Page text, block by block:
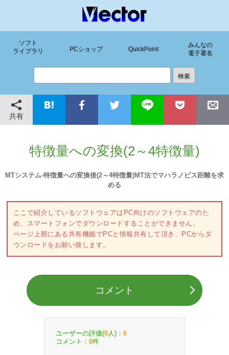
ソフト
ライブラリ
PCショップ QuickPoint
みんなの
電子署名
共有
特徴量への変換(2～4特徴量)
MTシステム-特徴量への変換後(2～4特徴量)MT法でマハラノビス距離を求
める
ここで紹介しているソフトウェアはPC向けのソフトウェアのた
め、スマートフォンでダウンロードすることができません。
ページ上部にある共有機能でPCと情報共有して頂き、PCからダ
ウンロードをお願い致します。
コメント
ユーザーの評価(0 人)： 0
コメント： 0件